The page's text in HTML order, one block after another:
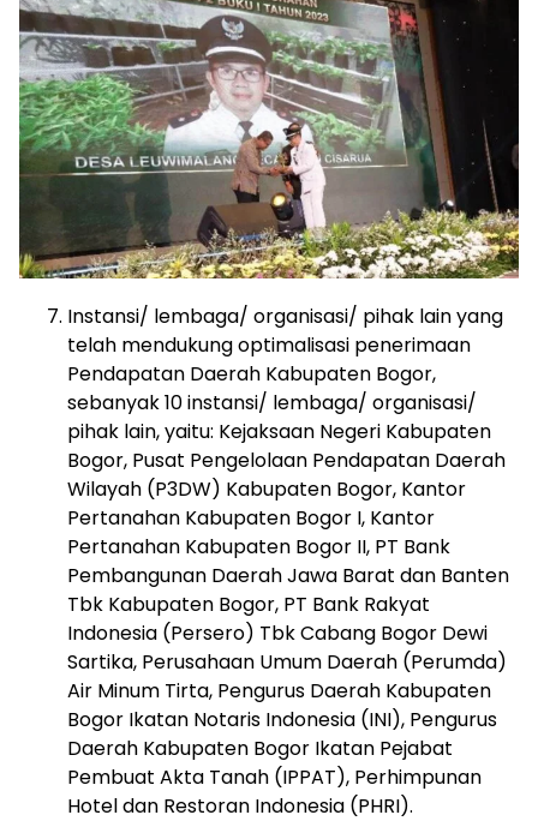
Instansi/ lembaga/ organisasi/ pihak lain yang
telah mendukung optimalisasi penerimaan
Pendapatan Daerah Kabupaten Bogor,
sebanyak 10 instansi/ lembaga/ organisasi/
pihak lain, yaitu: Kejaksaan Negeri Kabupaten
Bogor, Pusat Pengelolaan Pendapatan Daerah
Wilayah (P3DW) Kabupaten Bogor, Kantor
Pertanahan Kabupaten Bogor I, Kantor
Pertanahan Kabupaten Bogor II, PT Bank
Pembangunan Daerah Jawa Barat dan Banten
Tbk Kabupaten Bogor, PT Bank Rakyat
Indonesia (Persero) Tbk Cabang Bogor Dewi
Sartika, Perusahaan Umum Daerah (Perumda)
Air Minum Tirta, Pengurus Daerah Kabupaten
Bogor Ikatan Notaris Indonesia (INI), Pengurus
Daerah Kabupaten Bogor Ikatan Pejabat
Pembuat Akta Tanah (IPPAT), Perhimpunan
Hotel dan Restoran Indonesia (PHRI).